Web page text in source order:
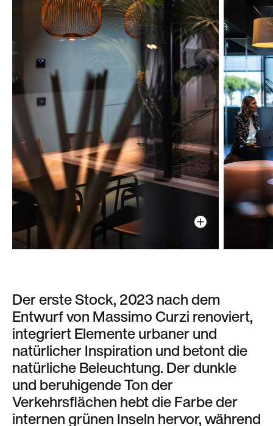
Der erste Stock, 2023 nach dem
Entwurf von Massimo Curzi renoviert,
integriert Elemente urbaner und
natürlicher Inspiration und betont die
natürliche Beleuchtung. Der dunkle
und beruhigende Ton der
Verkehrsflächen hebt die Farbe der
internen grünen Inseln hervor, während